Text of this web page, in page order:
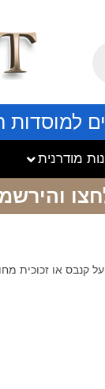
מודרנית